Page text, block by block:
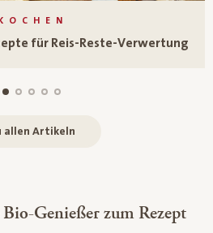
für Reis-Reste-Verwertung
allen Artikeln
Bio-Genießer zum Rezept